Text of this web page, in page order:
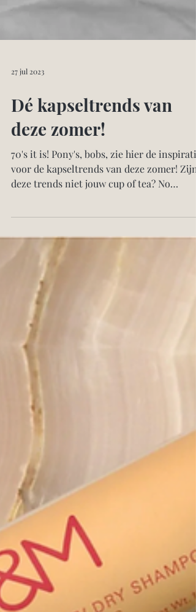
27 jul 2023
Dé kapseltrends van
deze zomer!
deze trends niet jouw cup of tea? No
worries!